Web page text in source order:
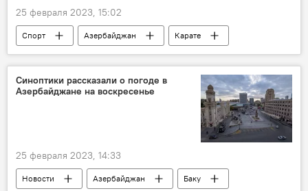
25 февраля 2023, 15:02
Спорт Азербайджан
Карате
ОАЭ
турнир Серебряная медаль
Синоптики рассказали о погоде в
Азербайджане на воскресенье
25 февраля 2023, 14:33
Новости Азербайджан
Баку